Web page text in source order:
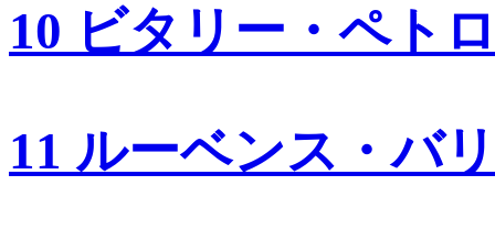
10 ビタリー・ペト
11 ルーベンス・バ